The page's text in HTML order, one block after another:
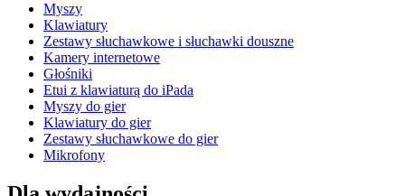
Myszy
Klawiatury
Zestawy słuchawkowe i słuchawki douszne
Kamery internetowe
Głośniki
Etui z klawiaturą do iPada
Myszy do gier
Klawiatury do gier
Zestawy słuchawkowe do gier
Mikrofony